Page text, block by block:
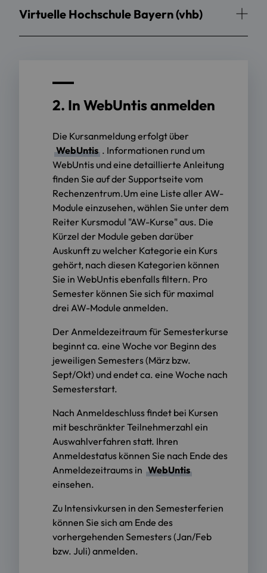
Virtuelle Hochschule Bayern (vhb)
2. In WebUntis anmelden
Die Kursanmeldung erfolgt über
WebUntis . Informationen rund um
WebUntis und eine detaillierte Anleitung
finden Sie auf der Supportseite vom
Rechenzentrum.Um eine Liste aller AW-
Module einzusehen, wählen Sie unter dem
Reiter Kursmodul "AW-Kurse" aus. Die
Kürzel der Module geben darüber
Auskunft zu welcher Kategorie ein Kurs
gehört, nach diesen Kategorien können
Sie in WebUntis ebenfalls filtern. Pro
Semester können Sie sich für maximal
drei AW-Module anmelden.
Der Anmeldezeitraum für Semesterkurse
beginnt ca. eine Woche vor Beginn des
jeweiligen Semesters (März bzw.
Sept/Okt) und endet ca. eine Woche nach
Semesterstart.
Nach Anmeldeschluss findet bei Kursen
mit beschränkter Teilnehmerzahl ein
Auswahlverfahren statt. Ihren
Anmeldestatus können Sie nach Ende des
Anmeldezeitraums in WebUntis
einsehen.
Zu Intensivkursen in den Semesterferien
können Sie sich am Ende des
vorhergehenden Semesters (Jan/Feb
bzw. Juli) anmelden.